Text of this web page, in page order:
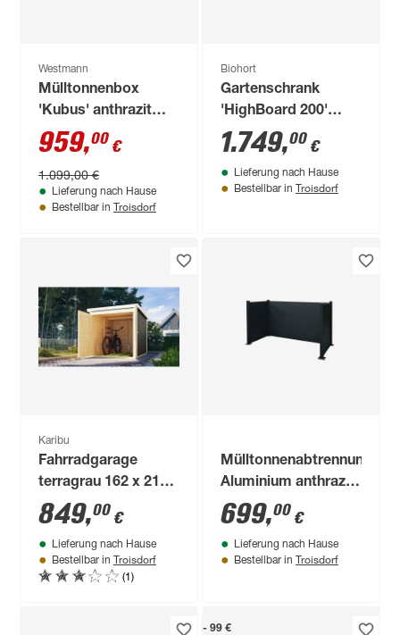
Westmann
Mülltonnenbox
'Kubus' anthrazit
Stahl 332 x 80 x 116
cm
959,00 €
1.099,00 €
Lieferung nach Hause
Bestellbar in Troisdorf
Biohort
Gartenschrank
'HighBoard 200'
quarzgrau metallic
200 x 84 x 127 cm
1.749,00 €
Lieferung nach Hause
Bestellbar in Troisdorf
Karibu
Fahrradgarage
terragrau 162 x 216
cm
849,00 €
Lieferung nach Hause
Bestellbar in Troisdorf
(1)
Mülltonnenabtrennung
Aluminium anthrazit
210 x 122 x 100 cm
699,00 €
Lieferung nach Hause
Bestellbar in Troisdorf
- 99 €